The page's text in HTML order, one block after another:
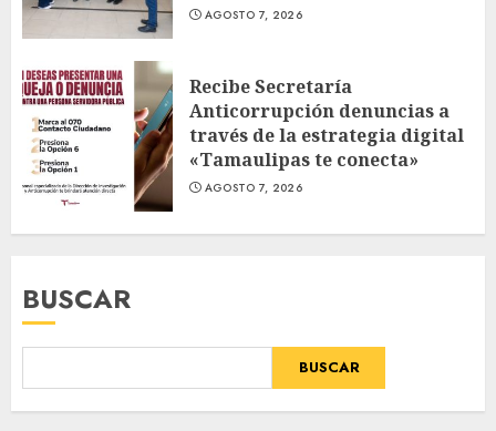
AGOSTO 7, 2026
Recibe Secretaría
Anticorrupción denuncias a
través de la estrategia digital
«Tamaulipas te conecta»
AGOSTO 7, 2026
BUSCAR
BUSCAR